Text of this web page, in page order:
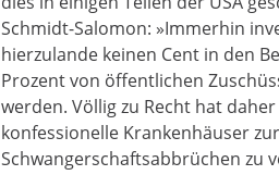
Schmidt-Salomon: »Immerhin
hierzulande keinen Cent in den
Prozent von öffentlichen
werden. Völlig zu Recht hat daher
konfessionelle Krankenhäuser
Schwangerschaftsabbrüchen zu